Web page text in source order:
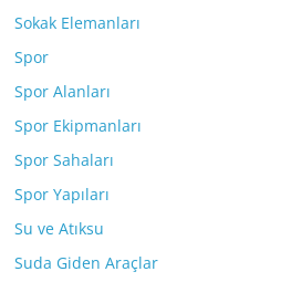
Sokak Elemanları
Spor
Spor Alanları
Spor Ekipmanları
Spor Sahaları
Spor Yapıları
Su ve Atıksu
Suda Giden Araçlar